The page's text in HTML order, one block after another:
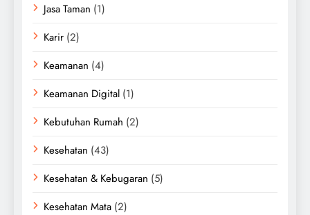
Jasa Taman (1)
Karir (2)
Keamanan (4)
Keamanan Digital (1)
Kebutuhan Rumah (2)
Kesehatan (43)
Kesehatan & Kebugaran (5)
Kesehatan Mata (2)